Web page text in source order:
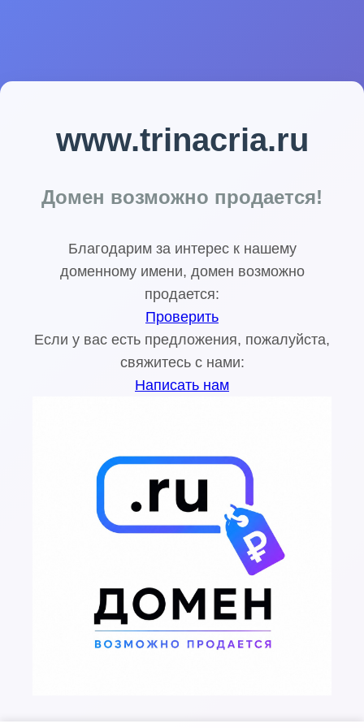
www.trinacria.ru
Домен возможно продается!
Благодарим за интерес к нашему
доменному имени, домен возможно
продается:
Проверить
Если у вас есть предложения, пожалуйста,
свяжитесь с нами:
Написать нам